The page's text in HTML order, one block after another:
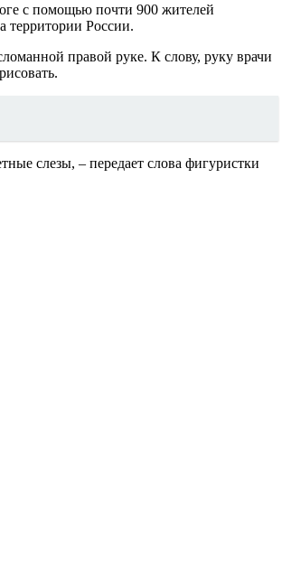
с помощью почти 900 жителей
территории России.
правой руке. К слову, руку врачи
слезы, – передает слова фигуристки